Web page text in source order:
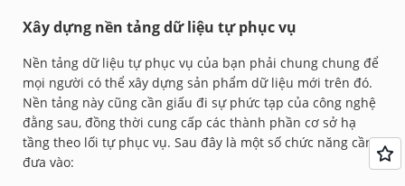
Xây dựng nền tảng dữ liệu tự phục vụ
Nền tảng dữ liệu tự phục vụ của bạn phải chung chung để
mọi người có thể xây dựng sản phẩm dữ liệu mới trên đó.
Nền tảng này cũng cần giấu đi sự phức tạp của công nghệ
đằng sau, đồng thời cung cấp các thành phần cơ sở hạ
tầng theo lối tự phục vụ. Sau đây là một số chức năng cần
đưa vào: